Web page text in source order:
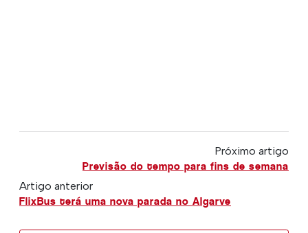
Próximo artigo
Previsão do tempo para fins de semana
Artigo anterior
FlixBus terá uma nova parada no Algarve